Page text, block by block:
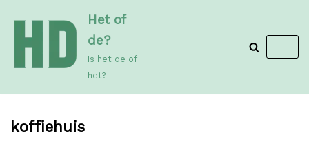
de
inhoud
Het of
de?
Is het de of
het?
koffiehuis